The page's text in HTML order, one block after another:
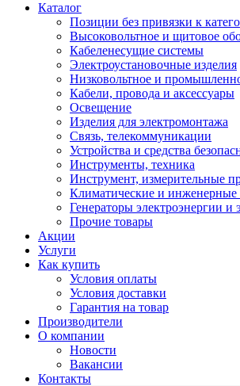
Каталог
Позиции без привязки к
Высоковольтное и щитовое
Кабеленесущие системы
Электроустановочные изделия
Низковольтное и
Кабели, провода и аксессуары
Освещение
Изделия для электромонтажа
Связь, телекоммуникации
Устройства и средства
Инструменты, техника
Инструмент, измерительные
Климатические и инженерные
Генераторы электроэнергии и
Прочие товары
Акции
Услуги
Как купить
Условия оплаты
Условия доставки
Гарантия на товар
Производители
О компании
Новости
Вакансии
Контакты